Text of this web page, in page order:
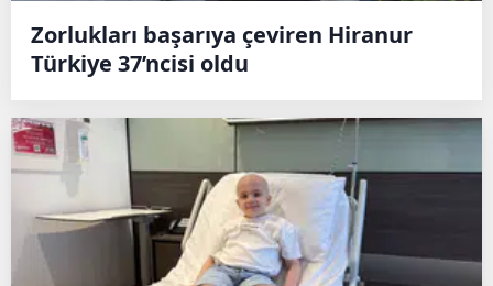
Zorlukları başarıya çeviren Hiranur
Türkiye 37’ncisi oldu